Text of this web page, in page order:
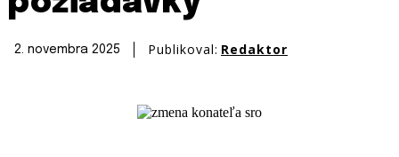
2. novembra 2025 Publikoval: Redaktor